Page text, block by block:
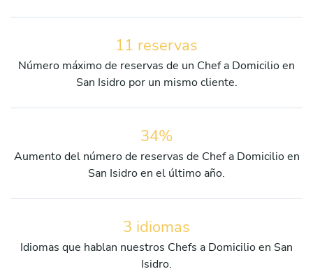
11 reservas
Número máximo de reservas de un Chef a Domicilio en
San Isidro por un mismo cliente.
34%
Aumento del número de reservas de Chef a Domicilio en
San Isidro en el último año.
3 idiomas
Idiomas que hablan nuestros Chefs a Domicilio en San
Isidro.